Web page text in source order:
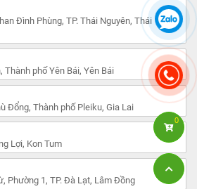
Đình Phùng, TP. Thái Nguyên, Thái
Thành phố Yên Bái, Yên Bái
Đổng, Thành phố Pleiku, Gia Lai
Lợi, Kon Tum
Phường 1, TP. Đà Lạt, Lâm Đồng
0